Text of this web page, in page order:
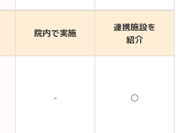
院内で実施
連携施設を
紹介
- ○